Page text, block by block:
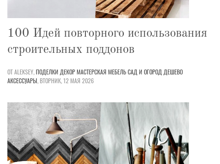
100 Идей повторного использования
строительных поддонов
ОТ ALEKSEY,ПОДЕЛКИ ДЕКОРМАСТЕРСКАЯ МЕБЕЛЬСАД И ОГОРОД ДЕШЕВО
АКСЕССУАРЫ,ВТОРНИК, 12 МАЯ 2026